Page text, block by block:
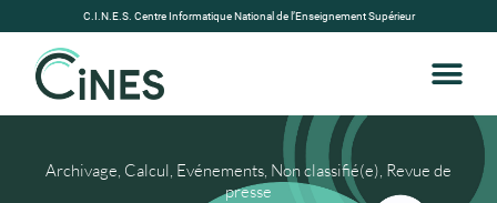
C.I.N.E.S. Centre Informatique National de l’Enseignement Supérieur
Archivage, Calcul, Evénements, Non classifié(e), Revue de
presse